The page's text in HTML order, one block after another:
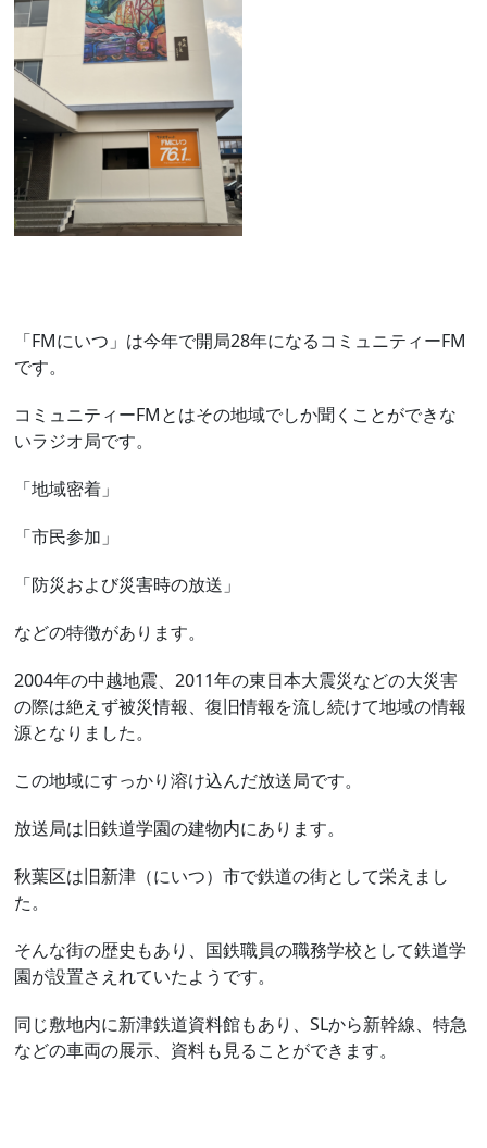
「FMにいつ」は今年で開局28年になるコミュニティーFM
です。
コミュニティーFMとはその地域でしか聞くことができな
いラジオ局です。
「地域密着」
「市民参加」
「防災および災害時の放送」
などの特徴があります。
2004年の中越地震、2011年の東日本大震災などの大災害
の際は絶えず被災情報、復旧情報を流し続けて地域の情報
源となりました。
この地域にすっかり溶け込んだ放送局です。
放送局は旧鉄道学園の建物内にあります。
秋葉区は旧新津（にいつ）市で鉄道の街として栄えまし
た。
そんな街の歴史もあり、国鉄職員の職務学校として鉄道学
園が設置さえれていたようです。
同じ敷地内に新津鉄道資料館もあり、SLから新幹線、特急
などの車両の展示、資料も見ることができます。